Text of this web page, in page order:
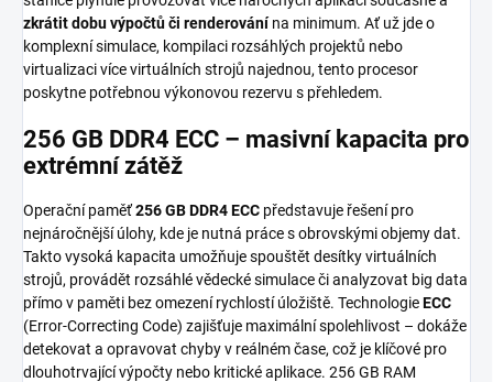
zkrátit dobu výpočtů či renderovánína minimum. Ať už jde o
komplexní simulace, kompilaci rozsáhlých projek­tů nebo
virtualizaci více virtuálních strojů najednou, tento procesor
poskytne potřebnou výkonovou rezervu s přehledem.
256 GB DDR4 ECC – masivní kapacita pro
extrémní zátěž
Operační paměť256 GB DDR4 ECC představuje řešení pro
nejnáročnější úlohy, kde je nutná práce s obrovskými objemy dat.
Takto vysoká kapacita umožňuje spouštět desítky virtuálních
strojů, provádět rozsáhlé vědecké simulace či analyzovat big data
přímo v paměti bez omezení rychlostí úložiště. TechnologieECC
(Error-Correcting Code) zajišťuje maximální spolehlivost – dokáže
detekovat a opravovat chyby v reálném čase, což je klíčové pro
dlouhotrvající výpočty nebo kritické aplikace. 256 GB RAM